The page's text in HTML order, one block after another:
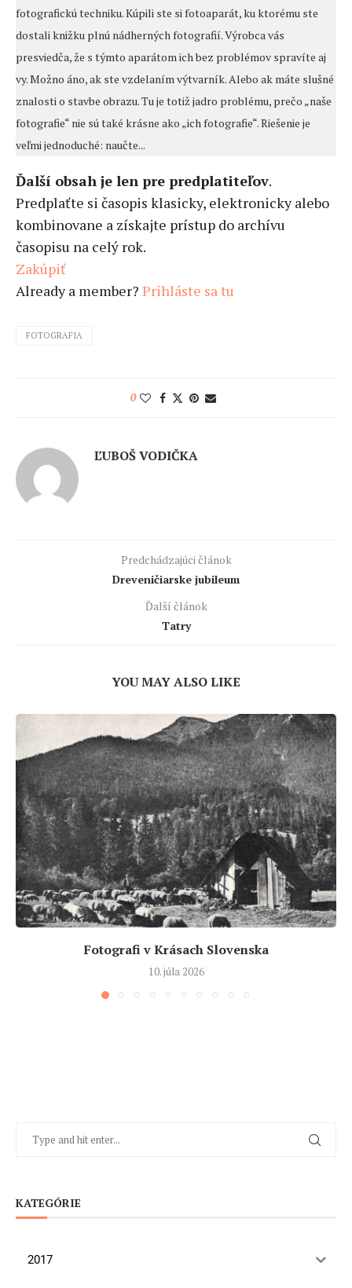
fotografickú techniku. Kúpili ste si fotoaparát, ku ktorému ste
dostali knižku plnú nádherných fotografií. Výrobca vás
presviedča, že s týmto aparátom ich bez problémov spravíte aj
vy. Možno áno, ak ste vzdelaním výtvarník. Alebo ak máte slušné
znalosti o stavbe obrazu. Tu je totiž jadro problému, prečo „naše
fotografie“ nie sú také krásne ako „ich fotografie“. Riešenie je
veľmi jednoduché: naučte...
Ďalší obsah je len pre predplatiteľov.
Predplaťte si časopis klasicky, elektronicky alebo
kombinovane a získajte prístup do archívu
časopisu na celý rok.
Zakúpiť
Already a member? Prihláste sa tu
FOTOGRAFIA
0
ĽUBOŠ VODIČKA
Predchádzajúci článok
Dreveničiarske jubileum
Ďalší článok
Tatry
YOU MAY ALSO LIKE
Fotografi v Krásach Slovenska
10. júla 2026
KATEGÓRIE
2017